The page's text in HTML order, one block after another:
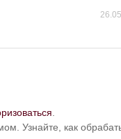
Узнайте, как